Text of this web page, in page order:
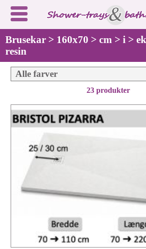
Brusekar > 160x70 > cm > i >
resin
23 produkter